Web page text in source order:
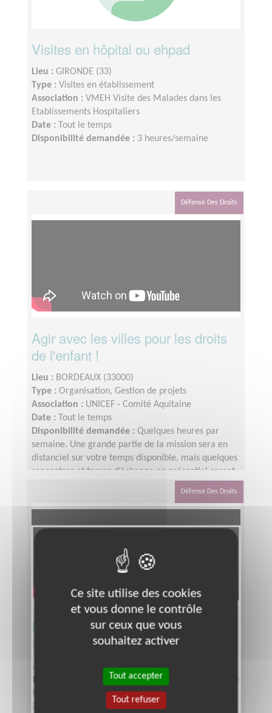
Visites en hôpital ou ehpad
Lieu : GIRONDE (33)
Type : Visites en établissement
Association : VMEH Visite des Malades dans les
Etablissements Hospitaliers
Date :
Tout le temps
Disponibilité demandée : 3 heures/semaine
Défense Des Droits
Agir avec les villes pour les droits
de l'enfant !
Lieu : BORDEAUX (33000)
Type : Organisation, Gestion de projets
Association : UNICEF - Comité Aquitaine
Date :
Tout le temps
Disponibilité demandée : Quelques heures par
semaine. Une grande partie de la mission sera en
distanciel sur votre temps disponible, mais quelques
rencontres et temps d’échange en présentiel seront
Défense Des Droits
Devenez Vice-Délégué.e UNICEF
Gironde !
Lieu :
BORDEAUX 33200 (33200)
Responsable associatif, Coordinateur d'équipe
Association :
UNICEF - Comité Aquitaine
Date :
Tout le temps
Ce site utilise des cookies
et vous donne le contrôle
sur ceux que vous
souhaitez activer
Tout accepter
Tout refuser